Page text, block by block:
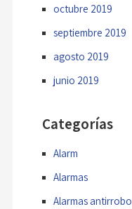
octubre 2019
septiembre 2019
agosto 2019
junio 2019
Categorías
Alarm
Alarmas
Alarmas antirrobo